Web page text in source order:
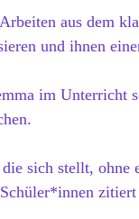
aus dem
und ihnen
im Unterricht
sich stellt,
zitiert